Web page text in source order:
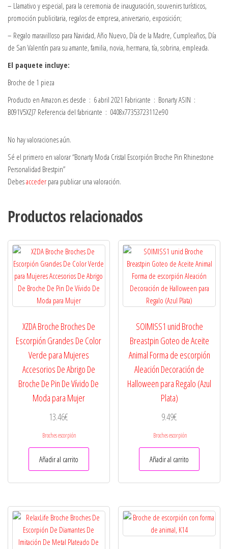
– Llamativo y especial, para la ceremonia de inauguración, souvenirs turísticos,
promoción publicitaria, regalos de empresa, aniversario, exposición;
– Regalo maravilloso para Navidad, Año Nuevo, Día de la Madre, Cumpleaños, Día
de San Valentín para su amante, familia, novia, hermana, tía, sobrina, empleada.
El paquete incluye:
Broche de 1 pieza
Producto en Amazon.es desde ‏ : ‎ 6 abril 2021 Fabricante ‏ : ‎ Bonarty ASIN ‏ : ‎
B091V5XZJ7 Referencia del fabricante ‏ : ‎ 0408x77353723112e90
No hay valoraciones aún.
Sé el primero en valorar “Bonarty Moda Cristal Escorpión Broche Pin Rhinestone
Personalidad Brestpin”
Debesacceder para publicar una valoración.
Productos relacionados
XZDA Broche Broches De
Escorpión Grandes De Color
Verde para Mujeres
Accesorios De Abrigo De
Broche De Pin De Vívido De
Moda para Mujer
13.46€
Broches escorpión
Añadir al carrito
SOIMISS1 unid Broche
Breastpin Goteo de Aceite
Animal Forma de escorpión
Aleación Decoración de
Halloween para Regalo (Azul
Plata)
9.49€
Broches escorpión
Añadir al carrito